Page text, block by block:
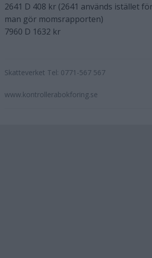
2641 D 408 kr (2641 används istället
man gör momsrapporten)
7960 D 1632 kr
Skatteverket Tel: 0771-567 567
www.kontrollerabokforing.se